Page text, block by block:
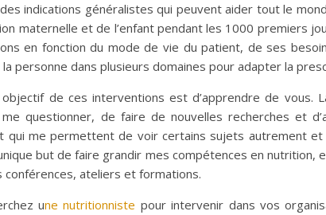
indications généralistes qui peuvent aider tout le
maternelle et de l’enfant pendant les 1000 premiers
en fonction du mode de vie du patient, de ses
personne dans plusieurs domaines pour adapter la
de ces interventions est d’apprendre de vous.
questionner, de faire de nouvelles recherches et
qui me permettent de voir certains sujets autrement
but de faire grandir mes compétences en
conférences, ateliers et formations.
une nutritionniste pour intervenir dans vos